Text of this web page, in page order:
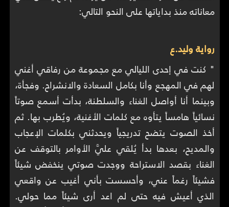
معاناته منذ بداياتها على النحو التالي:
رواية وليد.ع
" كنت في إحدى الليالي مع مجموعة من رفاقي أغني
لهم في المهجع وأنا بكامل السعادة والانشراح. وفجأة،
وبينما أنا أواصل الغناء والسلطنة، بدأت أسمع صوتاً
نسائياً هامساً يتأوه مع كلمات الأغنية، ويُطرب بها. ثم
أخذ الصوت يتضح تدريجياً ويحدثني بكلمات الإعجاب
والمديح، بعدها بدأ يُلقي عليَّ الأوامر بالتوقف عن
الغناء بقصد الاستراحة ووجدت صوتي ينخفض شيئاً
فشيئاً رغماً عني، وأحسست بأني أغيب عن واقعي
الذي أعيش فيه حتى لم اعد أرى شيئاً مما حولي.